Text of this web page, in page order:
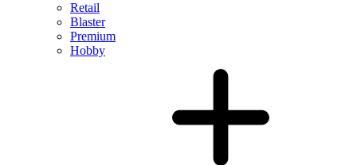
Retail
Blaster
Premium
Hobby